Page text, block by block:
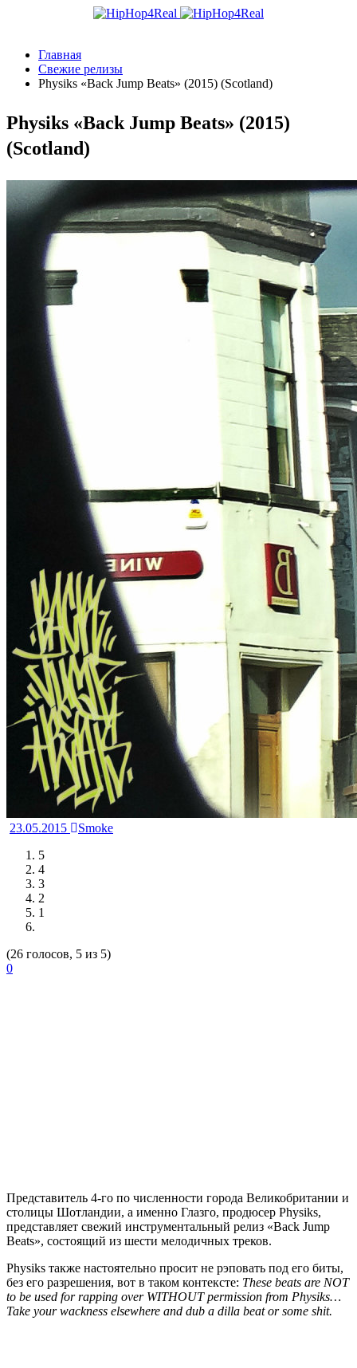
Главная
Свежие релизы
Physiks «Back Jump Beats» (2015) (Scotland)
Physiks «Back Jump Beats» (2015)
(Scotland)
23.05.2015
Smoke
5
4
3
2
1
(26 голосов, 5 из 5)
0
Представитель 4-го по численности города Великобритании и
столицы Шотландии, а именно Глазго, продюсер Physiks,
представляет свежий инструментальный релиз «Back Jump
Beats», состоящий из шести мелодичных треков.
Physiks также настоятельно просит не рэповать под его биты,
без его разрешения, вот в таком контексте: These beats are NOT
to be used for rapping over WITHOUT permission from Physiks…
Take your wackness elsewhere and dub a dilla beat or some shit.